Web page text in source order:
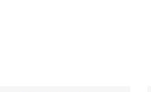
öneri formunu kullanarak